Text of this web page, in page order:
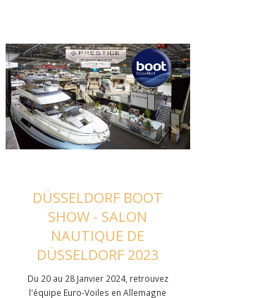
DÜSSELDORF BOOT
SHOW - SALON
NAUTIQUE DE
DÜSSELDORF 2023
Du 20 au 28 Janvier 2024, retrouvez
l'équipe Euro-Voiles en Allemagne